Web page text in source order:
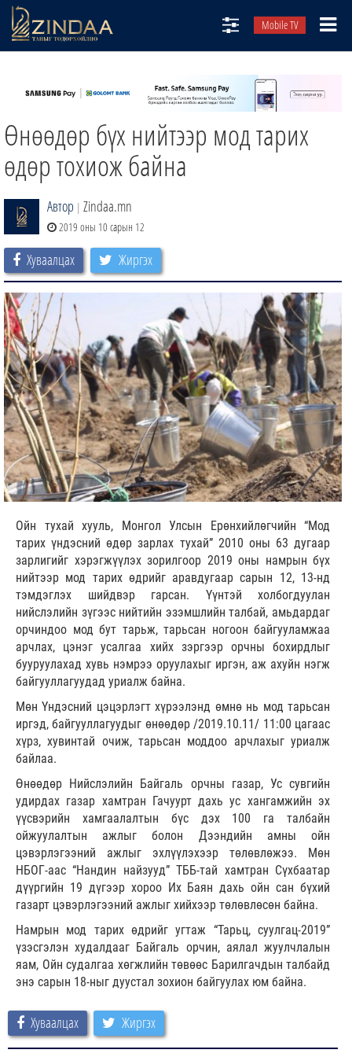
Mobile TV
ТВ8
ӨГЛӨӨНИЙ СОНИН
АУДИО ЗОХИОЛ
ЗИНДАА СЭТГҮҮЛ
Өнөөдөр бүх нийтээр мод тарих
өдөр тохиож байна
Автор | Zindaa.mn
2019 оны 10 сарын 12
Хуваалцах Жиргэх
Ойн тухай хууль, Монгол Улсын Ерөнхийлөгчийн “Мод
тарих үндэсний өдөр зарлах тухай” 2010 оны 63 дугаар
зарлигийг хэрэгжүүлэх зорилгоор 2019 оны намрын бүх
нийтээр мод тарих өдрийг аравдугаар сарын 12, 13-нд
тэмдэглэх шийдвэр гарсан. Үүнтэй холбогдуулан
нийслэлийн зүгээс нийтийн эзэмшлийн талбай, амьдардаг
орчиндоо мод бут тарьж, тарьсан ногоон байгууламжаа
арчлах, цэнэг усалгаа хийх зэргээр орчны бохирдлыг
бууруулахад хувь нэмрээ оруулахыг иргэн, аж ахуйн нэгж
байгууллагуудад уриалж байна.
Мөн Үндэсний цэцэрлэгт хүрээлэнд өмнө нь мод тарьсан
иргэд, байгууллагуудыг өнөөдөр /2019.10.11/ 11:00 цагаас
хүрз, хувинтай очиж, тарьсан моддоо арчлахыг уриалж
байлаа.
Өнөөдөр Нийслэлийн Байгаль орчны газар, Ус сувгийн
удирдах газар хамтран Гачуурт дахь ус хангамжийн эх
үүсвэрийн хамгаалалтын бүс дэх 100 га талбайн
ойжуулалтын ажлыг болон Дээндийн амны ойн
цэвэрлэгээний ажлыг эхлүүлэхээр төлөвлөжээ. Мөн
НБОГ-аас “Нандин найзууд” ТББ-тай хамтран Сүхбаатар
дүүргийн 19 дүгээр хороо Их Баян дахь ойн сан бүхий
газарт цэвэрлэгээний ажлыг хийхээр төлөвлөсөн байна.
Намрын мод тарих өдрийг угтаж “Тарьц, суулгац-2019”
үзэсгэлэн худалдааг Байгаль орчин, аялал жуулчлалын
яам, Ойн судалгаа хөгжлийн төвөөс Барилгачдын талбайд
энэ сарын 18-ныг дуустал зохион байгуулах юм байна.
Хуваалцах Жиргэх